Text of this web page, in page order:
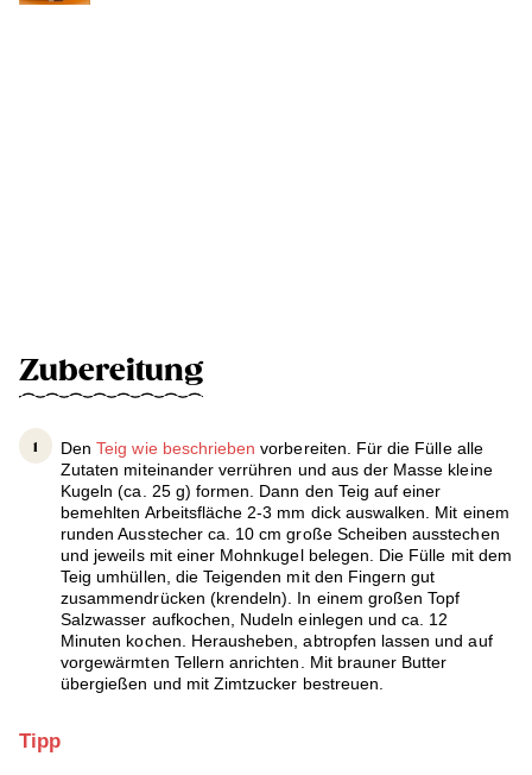
Zubereitung
DenTeig wie beschrieben vorbereiten. Für die Fülle alle
Zutaten miteinander verrühren und aus der Masse kleine
Kugeln (ca. 25 g) formen. Dann den Teig auf einer
bemehlten Arbeitsfläche 2-3 mm dick auswalken. Mit einem
runden Ausstecher ca. 10 cm große Scheiben ausstechen
und jeweils mit einer Mohnkugel belegen. Die Fülle mit dem
Teig umhüllen, die Teigenden mit den Fingern gut
zusammendrücken (krendeln). In einem großen Topf
Salzwasser aufkochen, Nudeln einlegen und ca. 12
Minuten kochen. Herausheben, abtropfen lassen und auf
vorgewärmten Tellern anrichten. Mit brauner Butter
übergießen und mit Zimtzucker bestreuen.
Tipp